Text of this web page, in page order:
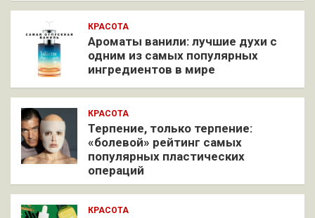
КРАСОТА
Ароматы ванили: лучшие духи с
одним из самых популярных
ингредиентов в мире
КРАСОТА
Терпение, только терпение:
«болевой» рейтинг самых
популярных пластических
операций
КРАСОТА